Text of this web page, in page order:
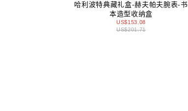
哈利波特典藏礼盒-赫夫帕夫腕表-书
本造型收纳盒
US$153.08
US$201.71